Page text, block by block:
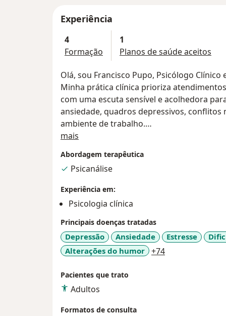
Experiência
4
Formação
1
Planos de saúde aceitos
Olá, sou Francisco Pupo, Psicólogo Clínico
Minha prática clínica prioriza
com uma escuta sensível e acolhedora
ansiedade, quadros depressivos, conflitos
ambiente de trabalho.
Acredito nos processos de análise como
atendo.
Recebo por parte dos pacientes relatos
em suas questões trabalhadas ao longo
suas demandas emocionais urgentes e
mais
Abordagem terapêutica
Psicanálise
Experiência em:
Psicologia clínica
Principais doenças tratadas
Depressão Ansiedade Estresse
Alterações do humor
+74
Pacientes que trato
Adultos
Formatos de consulta